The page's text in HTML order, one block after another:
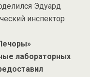
Эдуард
инспектор
лабораторных